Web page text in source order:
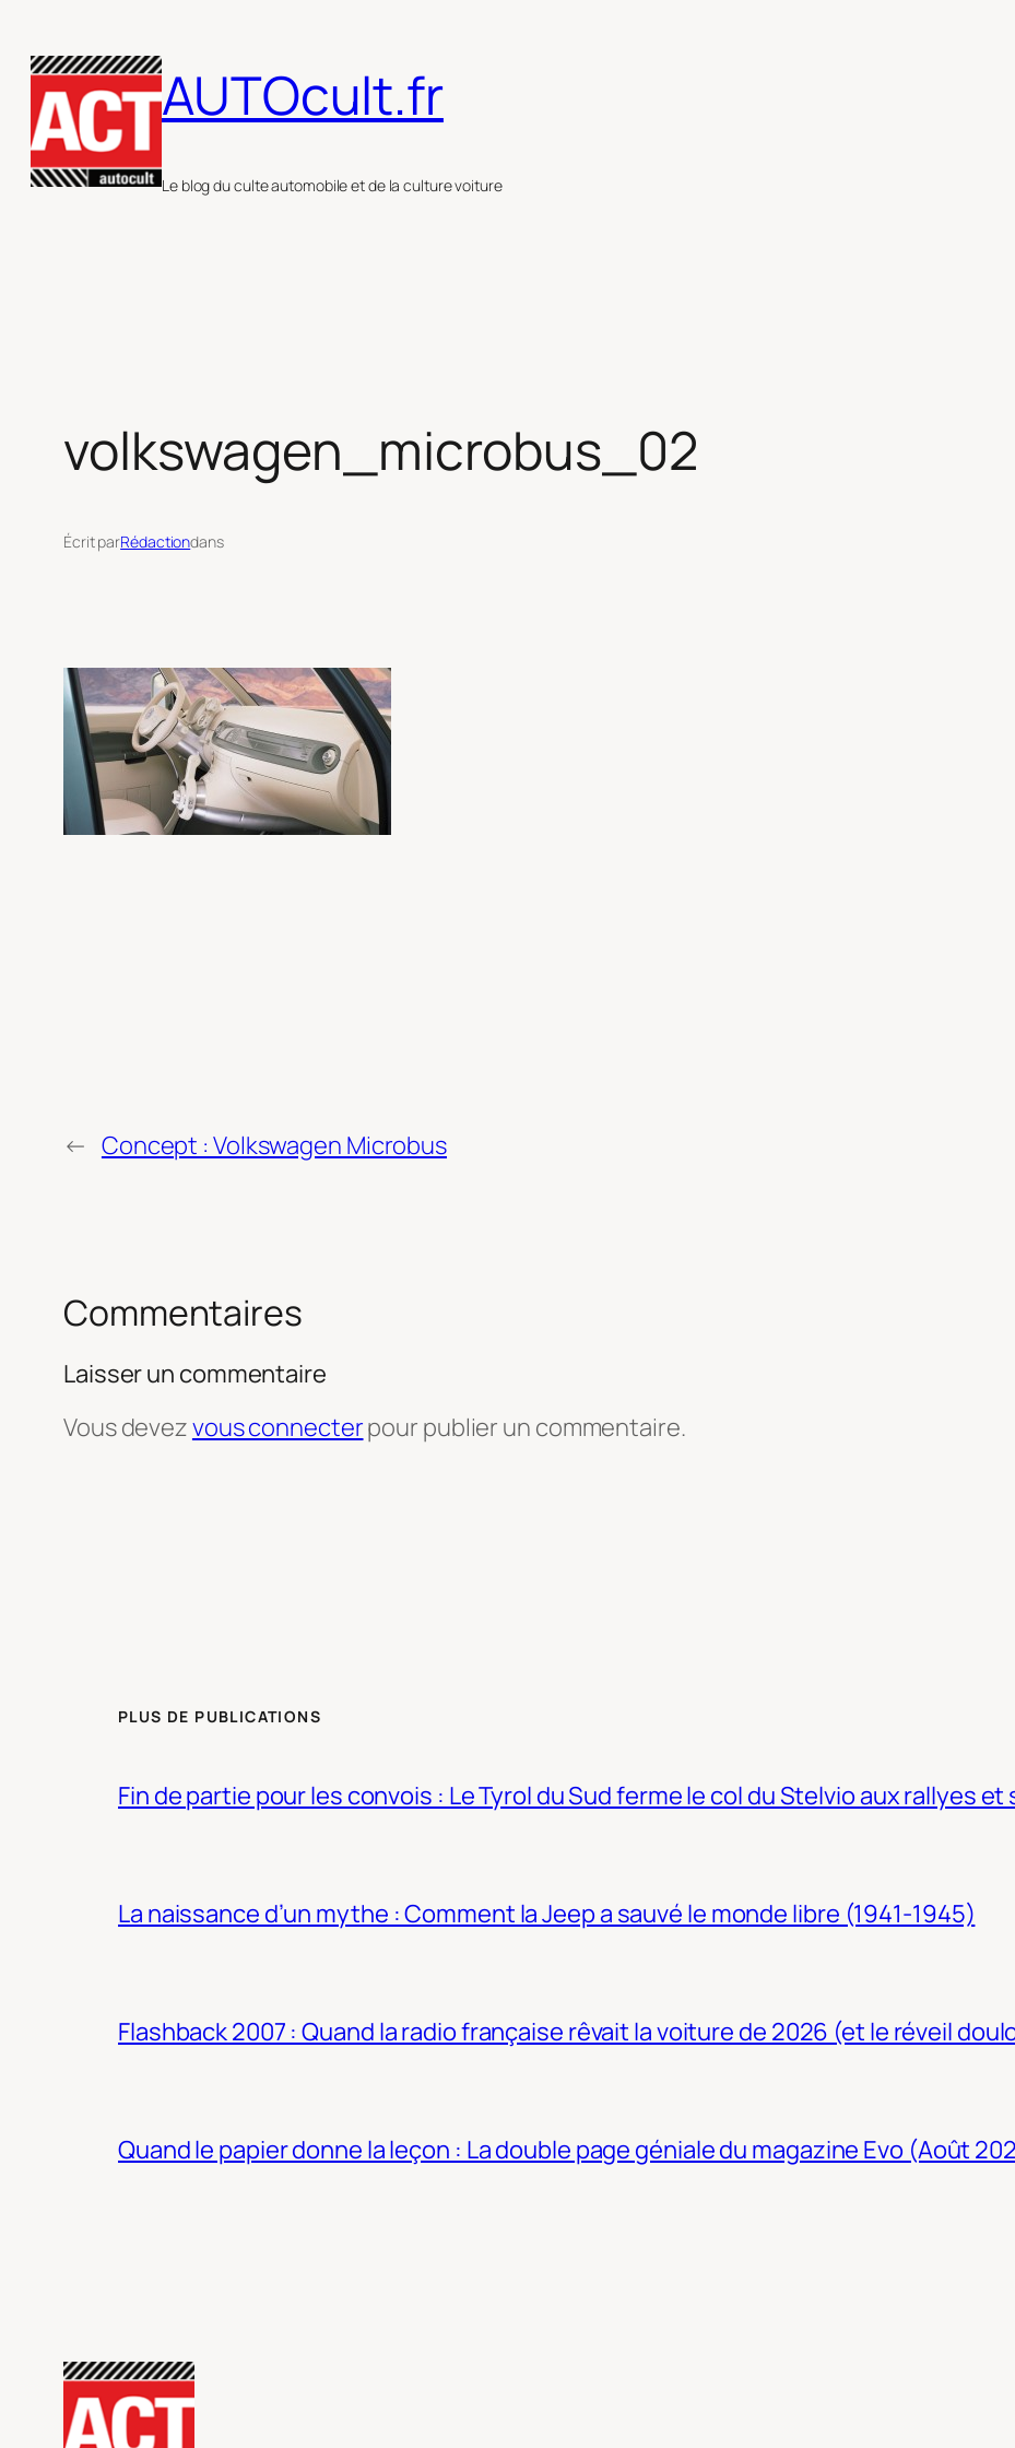
au
contenu
AUTOcult.fr
Le blog du culte automobile et de la culture voiture
volkswagen_microbus_02
Écrit parRédactiondans
← Concept : Volkswagen Microbus
Commentaires
Laisser un commentaire
Vous devezvous connecterpour publier un commentaire.
PLUS DE PUBLICATIONS
Fin de partie pour les convois : Le Tyrol du Sud ferme le col du Stelvio aux rallyes
La naissance d’un mythe : Comment la Jeep a sauvé le monde libre (1941-1945)
Flashback 2007 : Quand la radio française rêvait la voiture de 2026 (et le réveil
Quand le papier donne la leçon : La double page géniale du magazine Evo (Août